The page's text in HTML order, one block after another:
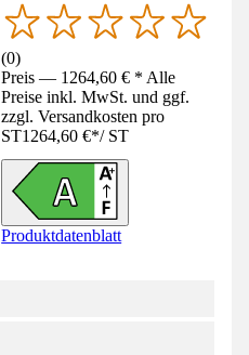
(0)
Preis — 1264,60 € * Alle
Preise inkl. MwSt. und ggf.
zzgl. Versandkosten pro
ST1264,60 €*/ ST
Produktdatenblatt